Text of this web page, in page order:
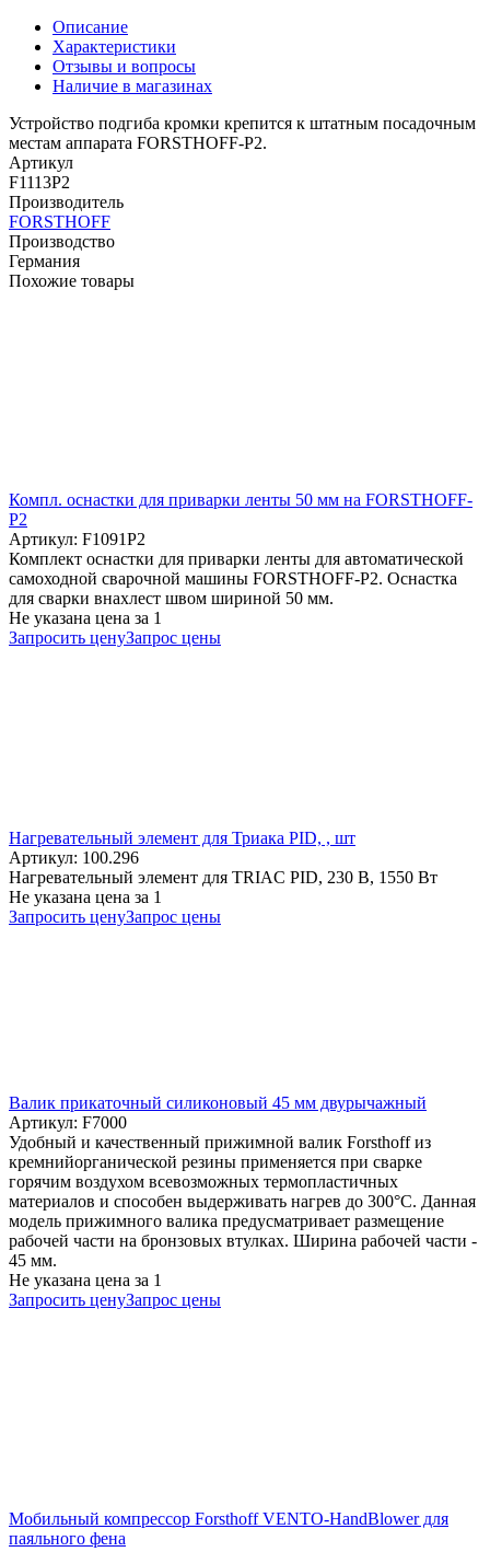
Описание
Характеристики
Отзывы и вопросы
Наличие в магазинах
Устройство подгиба кромки крепится к штатным посадочным
местам аппарата FORSTHOFF-P2.
Артикул
F1113P2
Производитель
FORSTHOFF
Производство
Германия
Похожие товары
Компл. оснастки для приварки ленты 50 мм на FORSTHOFF-
P2
Артикул: F1091P2
Комплект оснастки для приварки ленты для автоматической
самоходной сварочной машины FORSTHOFF-P2. Оснастка
для сварки внахлест швом шириной 50 мм.
Не указана цена за 1
Запросить ценуЗапрос цены
Нагревательный элемент для Триака PID, , шт
Артикул: 100.296
Нагревательный элемент для TRIAC PID, 230 В, 1550 Вт
Не указана цена за 1
Запросить ценуЗапрос цены
Валик прикаточный силиконовый 45 мм двурычажный
Артикул: F7000
Удобный и качественный прижимной валик Forsthoff из
кремнийорганической резины применяется при сварке
горячим воздухом всевозможных термопластичных
материалов и способен выдерживать нагрев до 300°С. Данная
модель прижимного валика предусматривает размещение
рабочей части на бронзовых втулках. Ширина рабочей части -
45 мм.
Не указана цена за 1
Запросить ценуЗапрос цены
Мобильный компрессор Forsthoff VENTO-HandBlower для
паяльного фена